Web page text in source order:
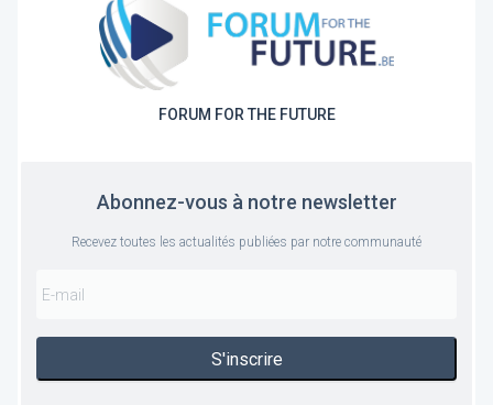
FORUM FOR THE FUTURE
Abonnez-vous à notre newsletter
Recevez toutes les actualités publiées par notre communauté
S'inscrire